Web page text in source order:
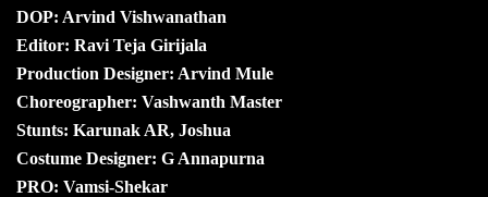
DOP: Arvind Vishwanathan
Editor: Ravi Teja Girijala
Production Designer: Arvind Mule
Choreographer: Vashwanth Master
Stunts: Karunak AR, Joshua
Costume Designer: G Annapurna
PRO: Vamsi-Shekar